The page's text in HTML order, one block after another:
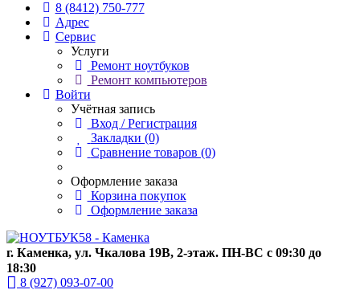
8 (8412) 750-777
Адрес
Сервис
Услуги
Ремонт ноутбуков
Ремонт компьютеров
Войти
Учётная запись
Вход / Регистрация
Закладки (0)
Сравнение товаров (0)
Оформление заказа
Корзина покупок
Оформление заказа
г. Каменка, ул. Чкалова 19В, 2-этаж. ПН-ВС с 09:30 до
18:30
8 (927) 093-07-00